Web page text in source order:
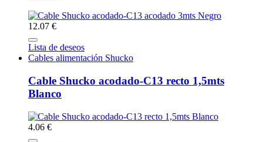
12.07 €
Lista de deseos
Cables alimentación Shucko
Cable Shucko acodado-C13 recto 1,5mts
Blanco
4.06 €